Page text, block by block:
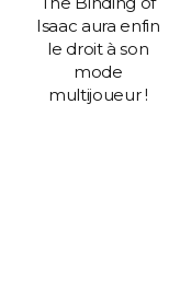
Isaac aura enfin
le droit à son
mode
multijoueur !